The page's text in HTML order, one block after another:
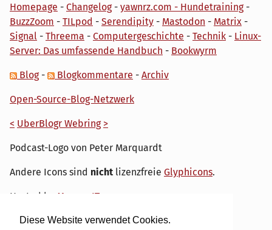
Diese Website verwendet Cookies.
Homepage - Changelog- yawnrz.com - Hundetraining-
BuzzZoom - TILpod - Serendipity - Mastodon - Matrix -
Signal - Threema - Computergeschichte - Technik - Linux-
Server: Das umfassende Handbuch - Bookwyrm
Blog- Blogkommentare - Archiv
Open-Source-Blog-Netzwerk
< UberBlogr Webring >
Podcast-Logo von Peter Marquardt
Andere Icons sind nicht lizenzfreie Glyphicons.
Hosted by My own IT.